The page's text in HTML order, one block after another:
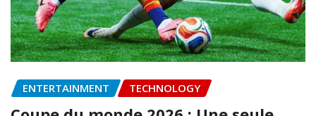
ENTERTAINMENT TECHNOLOGY